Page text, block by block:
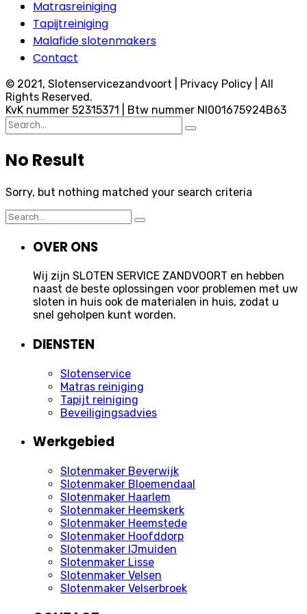
Matrasreiniging
Tapijtreiniging
Malafide slotenmakers
Contact
© 2021, Slotenservicezandvoort | Privacy Policy | All
Rights Reserved.
KvK nummer 52315371 | Btw nummer Nl001675924B63
Search
for:
No Result
Sorry, but nothing matched your search criteria
Search
for:
OVER ONS
Wij zijn SLOTEN SERVICE ZANDVOORT en hebben
naast de beste oplossingen voor problemen met uw
sloten in huis ook de materialen in huis, zodat u
snel geholpen kunt worden.
DIENSTEN
Slotenservice
Matras reiniging
Tapijt reiniging
Beveiligingsadvies
Werkgebied
Slotenmaker Beverwijk
Slotenmaker Bloemendaal
Slotenmaker Haarlem
Slotenmaker Heemskerk
Slotenmaker Heemstede
Slotenmaker Hoofddorp
Slotenmaker IJmuiden
Slotenmaker Lisse
Slotenmaker Velsen
Slotenmaker Velserbroek